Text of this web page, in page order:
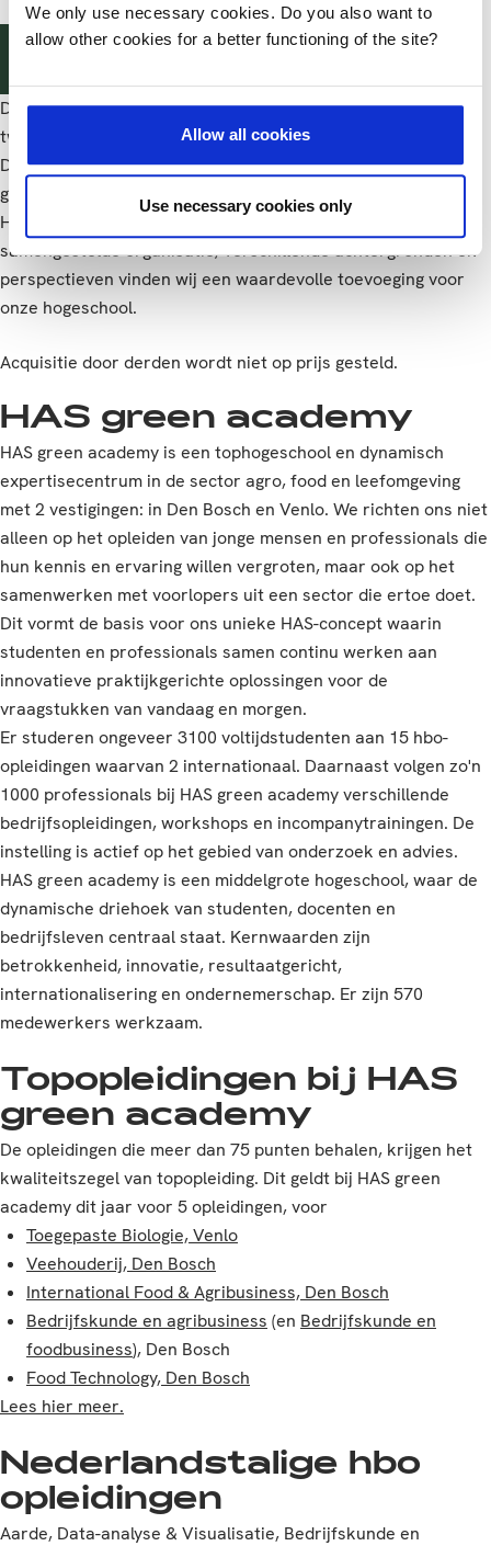
We only use necessary cookies. Do you also want to
allow other cookies for a better functioning of the site?
Allow all cookies
Use necessary cookies only
De HAS voert standaard een referentiecheck uit na het
tweede selecterend sollicitatiegesprek.
De vacature wordt zowel in- als extern uitgezet. Bij gelijke
geschiktheid genieten interne kandidaten de voorkeur. De
HAS green academy hecht waarde aan een divers
samengestelde organisatie; verschillende achtergronden en
perspectieven vinden wij een waardevolle toevoeging voor
onze hogeschool.
Acquisitie door derden wordt niet op prijs gesteld.
HAS green academy
HAS green academy is een tophogeschool en dynamisch
expertisecentrum in de sector agro, food en leefomgeving
met 2 vestigingen: in Den Bosch en Venlo. We richten ons niet
alleen op het opleiden van jonge mensen en professionals die
hun kennis en ervaring willen vergroten, maar ook op het
samenwerken met voorlopers uit een sector die ertoe doet.
Dit vormt de basis voor ons unieke HAS-concept waarin
studenten en professionals samen continu werken aan
innovatieve praktijkgerichte oplossingen voor de
vraagstukken van vandaag en morgen.
Er studeren ongeveer 3100 voltijdstudenten aan 15 hbo-
opleidingen waarvan 2 internationaal. Daarnaast volgen zo'n
1000 professionals bij HAS green academy verschillende
bedrijfsopleidingen, workshops en incompanytrainingen. De
instelling is actief op het gebied van onderzoek en advies.
HAS green academy is een middelgrote hogeschool, waar de
dynamische driehoek van studenten, docenten en
bedrijfsleven centraal staat. Kernwaarden zijn
betrokkenheid, innovatie, resultaatgericht,
internationalisering en ondernemerschap. Er zijn 570
medewerkers werkzaam.
Topopleidingen bij HAS
green academy
De opleidingen die meer dan 75 punten behalen, krijgen het
kwaliteitszegel van topopleiding. Dit geldt bij HAS green
academy dit jaar voor 5 opleidingen, voor
Toegepaste Biologie, Venlo
Veehouderij, Den Bosch
International Food & Agribusiness, Den Bosch
Bedrijfskunde en agribusiness (en Bedrijfskunde en
foodbusiness), Den Bosch
Food Technology, Den Bosch
Lees hier meer.
Nederlandstalige hbo
opleidingen
Aarde, Data-analyse & Visualisatie, Bedrijfskunde en